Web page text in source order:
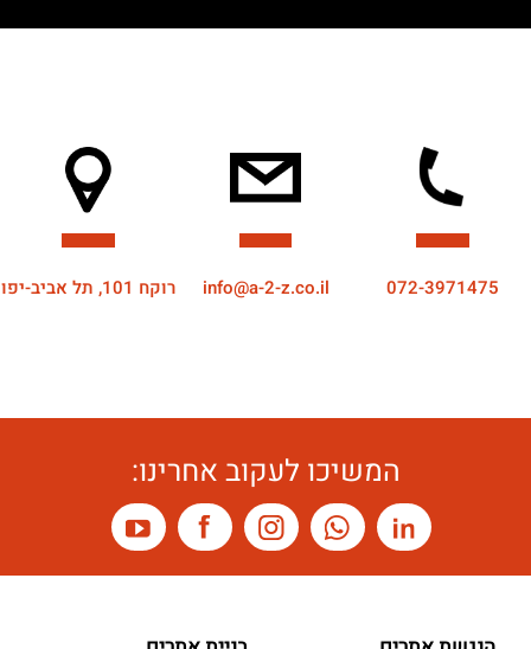
072-3971475
info@a-2-z.co.il רוקח 101, תל אביב-יפו
המשיכו לעקוב אחרינו: